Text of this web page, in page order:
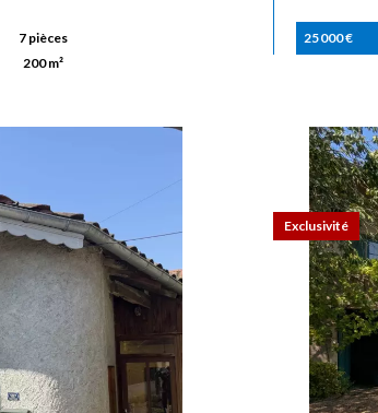
7 pièces
200 m²
25 000 €
Exclusivité